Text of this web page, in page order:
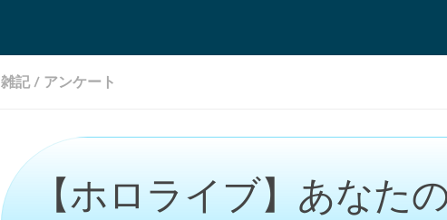
雑記 / アンケート
【ホロライブ】あなた